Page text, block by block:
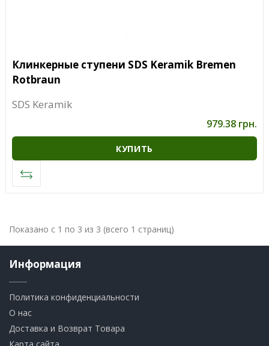
Клинкерные ступени SDS Keramik Bremen
Rotbraun
SDS Keramik
979.38 грн.
КУПИТЬ
Показано с 1 по 3 из 3 (всего 1 страниц)
Информация
Политика конфиденциальности
О нас
Доставка и Возврат Товара